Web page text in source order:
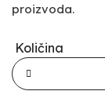
proizvoda.
Količina